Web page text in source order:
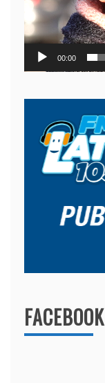
00:00
FACEBOOK